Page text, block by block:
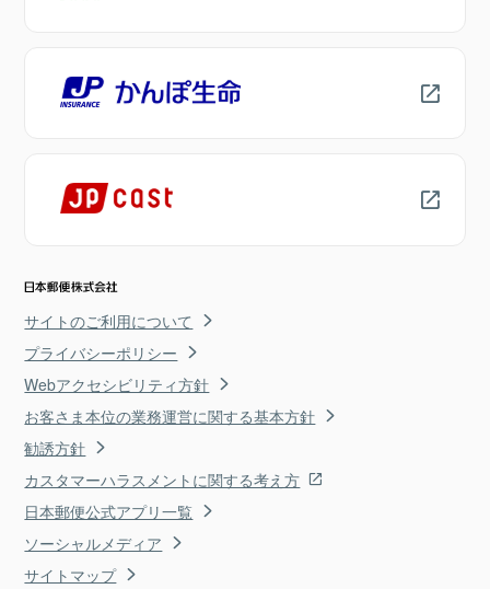
サイトのご利用について
プライバシーポリシー
Webアクセシビリティ方針
お客さま本位の業務運営に関する基本方針
勧誘方針
カスタマーハラスメントに関する考え方
日本郵便公式アプリ一覧
ソーシャルメディア
サイトマップ